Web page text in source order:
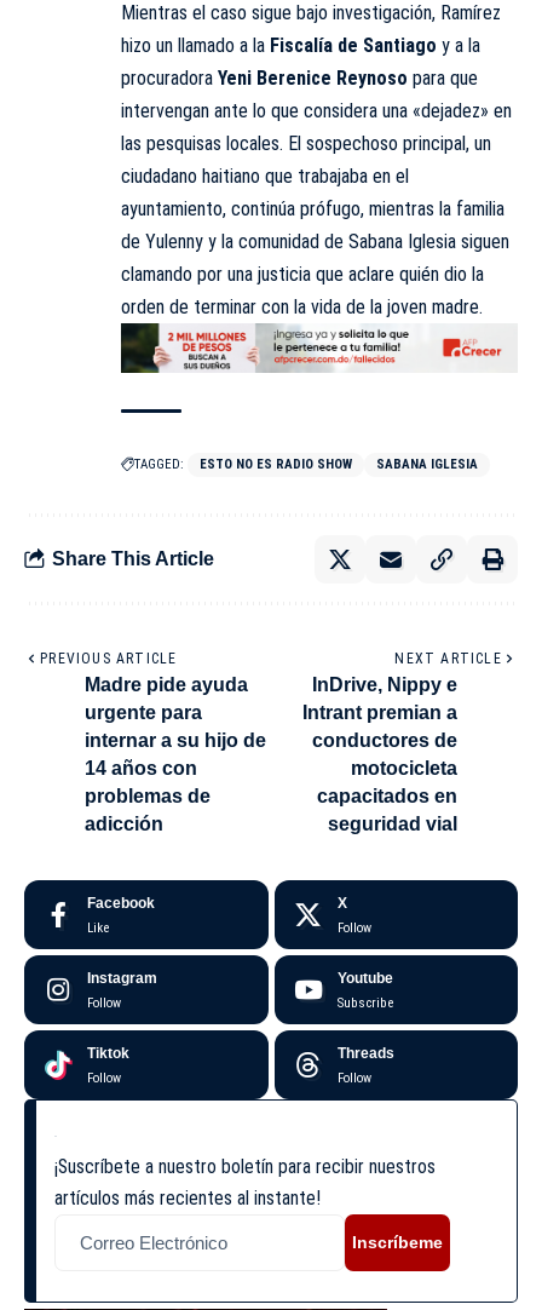
Mientras el caso sigue bajo investigación, Ramírez
hizo un llamado a la Fiscalía de Santiago y a la
procuradora Yeni Berenice Reynoso para que
intervengan ante lo que considera una «dejadez» en
las pesquisas locales. El sospechoso principal, un
ciudadano haitiano que trabajaba en el
ayuntamiento, continúa prófugo, mientras la familia
de Yulenny y la comunidad de Sabana Iglesia siguen
clamando por una justicia que aclare quién dio la
orden de terminar con la vida de la joven madre.
TAGGED: ESTO NO ES RADIO SHOW SABANA IGLESIA
Share This Article
PREVIOUS ARTICLE
Madre pide ayuda
urgente para
internar a su hijo de
14 años con
problemas de
adicción
NEXT ARTICLE
InDrive, Nippy e
Intrant premian a
conductores de
motocicleta
capacitados en
seguridad vial
Facebook
Like
X
Follow
Instagram
Follow
Youtube
Subscribe
Tiktok
Follow
Threads
Follow
¡Suscríbete a nuestro boletín para recibir nuestros
artículos más recientes al instante!
Inscríbeme